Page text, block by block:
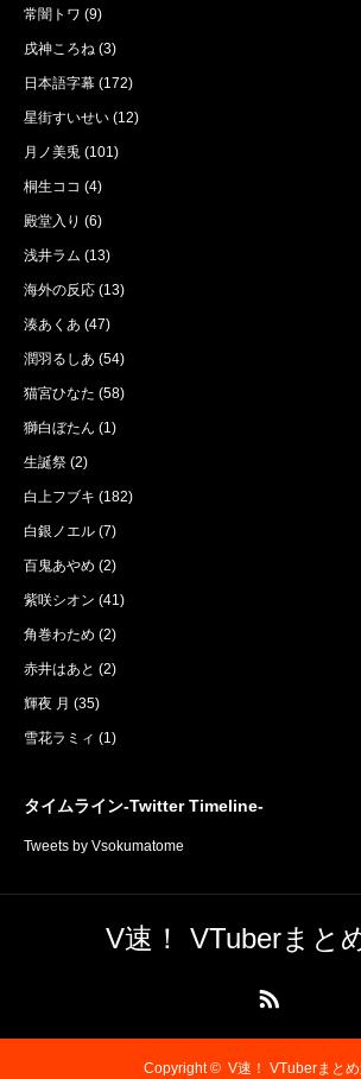
常闇トワ (9)
戌神ころね (3)
日本語字幕 (172)
星街すいせい (12)
月ノ美兎 (101)
桐生ココ (4)
殿堂入り (6)
浅井ラム (13)
海外の反応 (13)
湊あくあ (47)
潤羽るしあ (54)
猫宮ひなた (58)
獅白ぼたん (1)
生誕祭 (2)
白上フブキ (182)
白銀ノエル (7)
百鬼あやめ (2)
紫咲シオン (41)
角巻わため (2)
赤井はあと (2)
輝夜 月 (35)
雪花ラミィ (1)
タイムライン-Twitter Timeline-
Tweets by Vsokumatome
V速！ VTuberまと
Copyright © V速！ VTuberまと